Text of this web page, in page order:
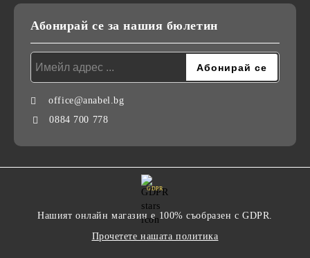
Абонирай се за нашия бюлетин
office@anabel.bg
0884 700 778
GDPR
Нашият онлайн магазин е 100% съобразен с GDPR.
Прочетете нашата политика